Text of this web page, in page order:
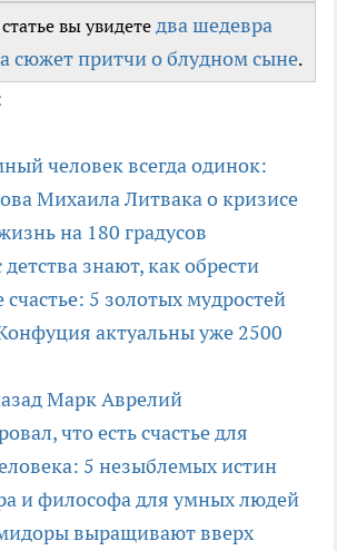
вы увидете два шедевра
сюжет притчи о блудном сыне.
человек всегда одинок:
Михаила Литвака о кризисе
на 180 градусов
знают, как обрести
5 золотых мудростей
актуальны уже 2500
Марк Аврелий
что есть счастье для
5 незыблемых истин
и философа для умных людей
выращивают вверх